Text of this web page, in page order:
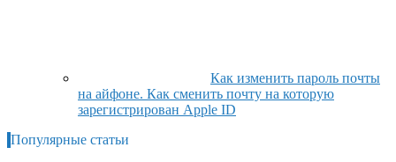
Как изменить пароль почты
на айфоне. Как сменить почту на которую
зарегистрирован Apple ID
Популярные статьи